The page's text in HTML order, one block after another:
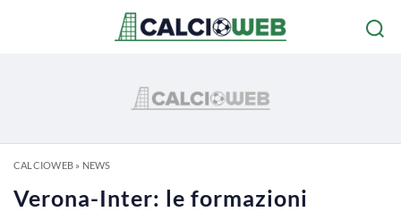
CALCIOWEB» NEWS
Verona-Inter: le formazioni